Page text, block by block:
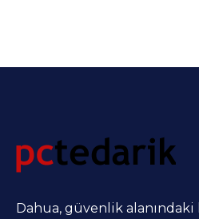
Dahua, güvenlik